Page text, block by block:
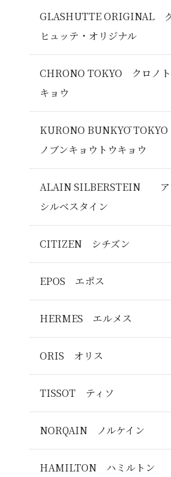
GLASHUTTE ORIGINAL
ヒュッテ・オリジナル
CHRONO TOKYO クロノ
キョウ
KURONO BUNKYŌ
ノブンキョウトウキョウ
ALAIN SILBERSTEIN ア
シルベスタイン
CITIZEN シチズン
EPOS エポス
HERMES エルメス
ORIS オリス
TISSOT ティソ
NORQAIN ノルケイン
HAMILTON ハミルトン